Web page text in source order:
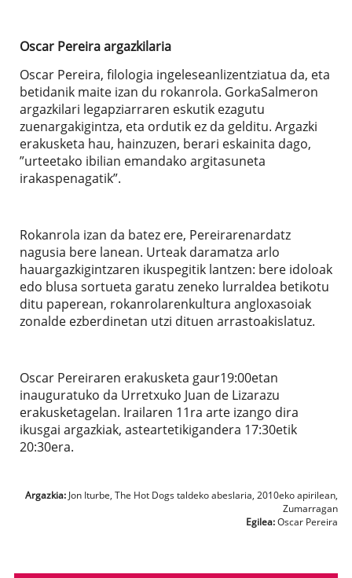
Oscar Pereira argazkilaria
Oscar Pereira, filologia ingeleseanlizentziatua da, eta
betidanik maite izan du rokanrola. GorkaSalmeron
argazkilari legapziarraren eskutik ezagutu
zuenargakigintza, eta ordutik ez da gelditu. Argazki
erakusketa hau, hainzuzen, berari eskainita dago,
”urteetako ibilian emandako argitasuneta
irakaspenagatik”.
Rokanrola izan da batez ere, Pereirarenardatz
nagusia bere lanean. Urteak daramatza arlo
hauargazkigintzaren ikuspegitik lantzen: bere idoloak
edo blusa sortueta garatu zeneko lurraldea betikotu
ditu paperean, rokanrolarenkultura angloxasoiak
zonalde ezberdinetan utzi dituen arrastoakislatuz.
Oscar Pereiraren erakusketa gaur19:00etan
inauguratuko da Urretxuko Juan de Lizarazu
erakusketagelan. Irailaren 11ra arte izango dira
ikusgai argazkiak, asteartetikigandera 17:30etik
20:30era.
Argazkia: Jon Iturbe, The Hot Dogs taldeko abeslaria, 2010eko apirilean,
Zumarragan
Egilea:Oscar Pereira